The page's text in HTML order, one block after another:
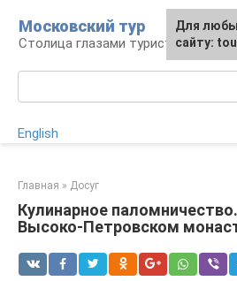
контенту
Московский тур
Столица глазами туриста
English
Главная » Досуг
Кулинарное
Высоко-Петровском
Для
сайту: